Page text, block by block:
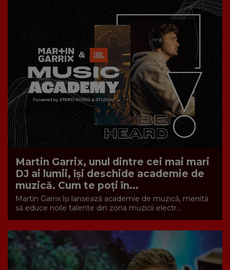
Martin Garrix, unul dintre cei mai mari
DJ ai lumii, își deschide academie de
muzică. Cum te poți în...
Martin Garrix își lansează academie de muzică, menită
să educe noile talente din zona muzicii electr...